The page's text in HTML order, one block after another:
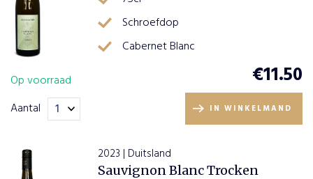
Apatsagi Pannonhalma (6)
Domaine Joseph Moellinger (6)
Lamsvlees
Kaasplankje
Asperges
Gebakken vis
Hongarije
Nederland
Puglia - Salento
Verona
Rhone
Veneto (7)
Champagne Cullier
Schroefdop
Cabernet Blanc
Op voorraad
€11.50
Aantal IN WINKELMAND
2023 | Duitsland
Sauvignon Blanc Trocken